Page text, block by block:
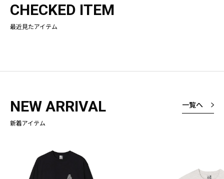
CHECKED ITEM
最近見たアイテム
NEW ARRIVAL
新着アイテム
一覧へ